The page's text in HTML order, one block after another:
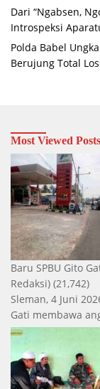
Dari “Ngabsen,
Introspeksi
Polda Babel
Berujung Total
Most Viewed Posts
Baru SPBU Gito
Redaksi) (21,742)
Sleman, 4 Juni
Gati membawa